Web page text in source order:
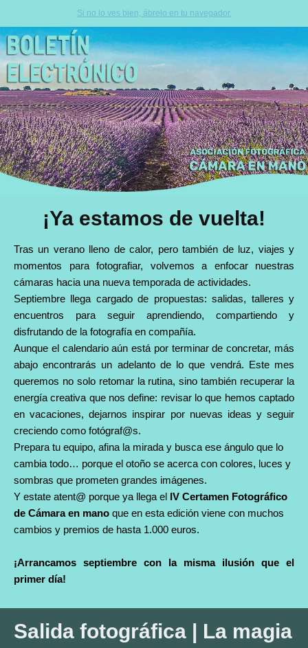
Si no lo ves bien, ábrelo en tu navegador.
¡Ya estamos de vuelta!
Tras un verano lleno de calor, pero también de luz, viajes y
momentos para fotografiar, volvemos a enfocar nuestras
cámaras hacia una nueva temporada de actividades.
Septiembre llega cargado de propuestas: salidas, talleres y
encuentros para seguir aprendiendo, compartiendo y
disfrutando de la fotografía en compañía.
Aunque el calendario aún está por terminar de concretar, más
abajo encontrarás un adelanto de lo que vendrá. Este mes
queremos no solo retomar la rutina, sino también recuperar la
energía creativa que nos define: revisar lo que hemos captado
en vacaciones, dejarnos inspirar por nuevas ideas y seguir
creciendo como fotógraf@s.
Prepara tu equipo, afina la mirada y busca ese ángulo que lo
cambia todo… porque el otoño se acerca con colores, luces y
sombras que prometen grandes imágenes.
Y estate atent@ porque ya llega el IV Certamen Fotográfico
de Cámara en mano que en esta edición viene con muchos
cambios y premios de hasta 1.000 euros.
¡Arrancamos septiembre con la misma ilusión que el
primer día!
Salida fotográfica | La magia